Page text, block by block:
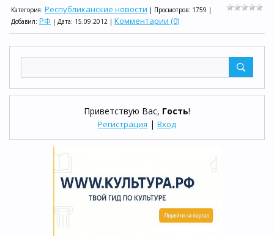
Приветствую Вас, Гость!
Регистрация | Вход
Категория: Республиканские новости | Просмотров: 1759 |
Добавил: РФ | Дата: 15.09.2012 | Комментарии (0)